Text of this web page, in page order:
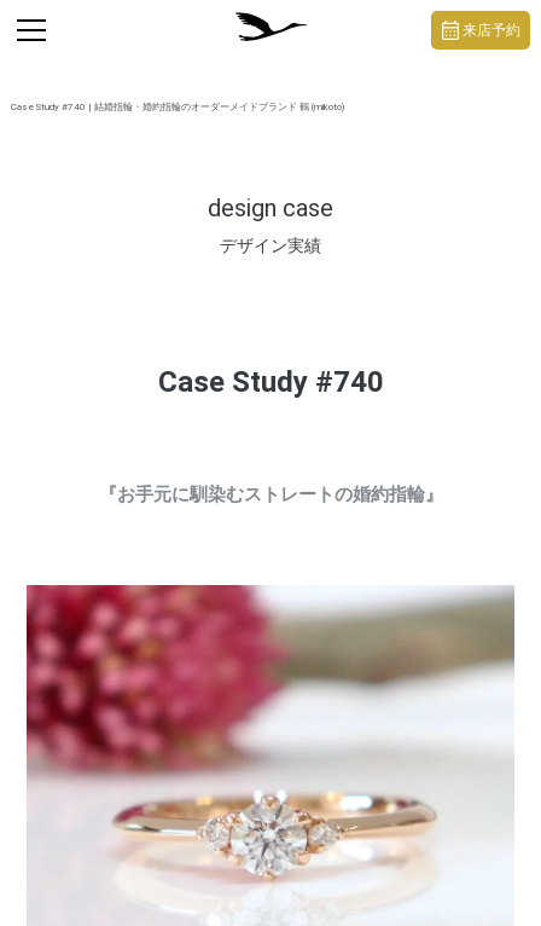
Case Study #740 | 結婚指輪・婚約指輪のオーダーメイドブランド 鶴 (mikoto)
design case
デザイン実績
toggle
navigation
来店予約
Case Study #740
『お手元に馴染むストレートの婚約指輪』